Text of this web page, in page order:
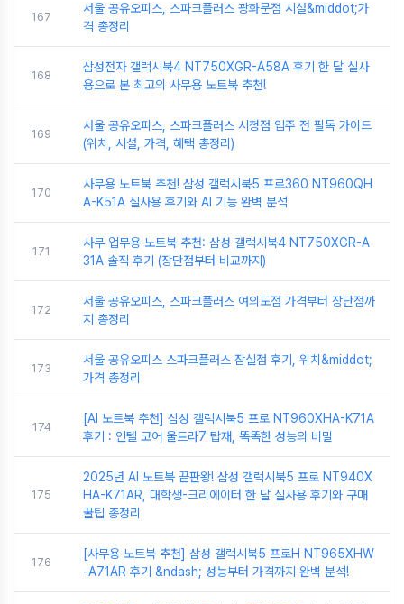
167
서울 공유오피스, 스파크플러스 광화문점 시설&middot;가
격 총정리
168
삼성전자 갤럭시북4 NT750XGR-A58A 후기 한 달 실사
용으로 본 최고의 사무용 노트북 추천!
169
서울 공유오피스, 스파크플러스 시청점 입주 전 필독 가이드
(위치, 시설, 가격, 혜택 총정리)
170
사무용 노트북 추천! 삼성 갤럭시북5 프로360 NT960QH
A-K51A 실사용 후기와 AI 기능 완벽 분석
171
사무 업무용 노트북 추천: 삼성 갤럭시북4 NT750XGR-A
31A 솔직 후기 (장단점부터 비교까지)
172
서울 공유오피스, 스파크플러스 여의도점 가격부터 장단점까
지 총정리
173
서울 공유오피스 스파크플러스 잠실점 후기, 위치&middot;
가격 총정리
174
[AI 노트북 추천] 삼성 갤럭시북5 프로 NT960XHA-K71A
후기 : 인텔 코어 울트라7 탑재, 똑똑한 성능의 비밀
175
2025년 AI 노트북 끝판왕! 삼성 갤럭시북5 프로 NT940X
HA-K71AR, 대학생-크리에이터 한 달 실사용 후기와 구매
꿀팁 총정리
176
[사무용 노트북 추천] 삼성 갤럭시북5 프로H NT965XHW
-A71AR 후기 &ndash; 성능부터 가격까지 완벽 분석!